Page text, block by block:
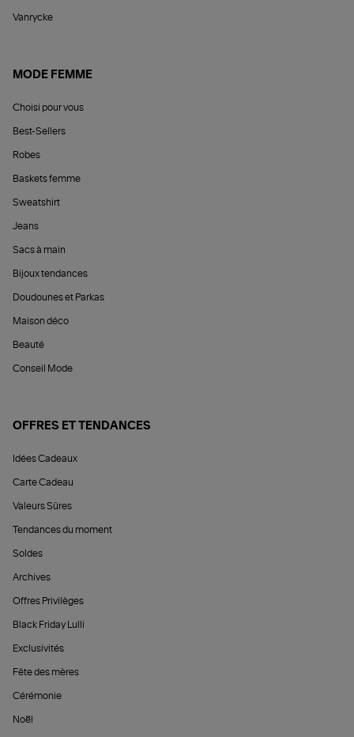
Vanrycke
MODE FEMME
Choisi pour vous
Best-Sellers
Robes
Baskets femme
Sweatshirt
Jeans
Sacs à main
Bijoux tendances
Doudounes et Parkas
Maison déco
Beauté
Conseil Mode
OFFRES ET TENDANCES
Idées Cadeaux
Carte Cadeau
Valeurs Sûres
Tendances du moment
Soldes
Archives
Offres Privilèges
Black Friday Lulli
Exclusivités
Fête des mères
Cérémonie
Noël